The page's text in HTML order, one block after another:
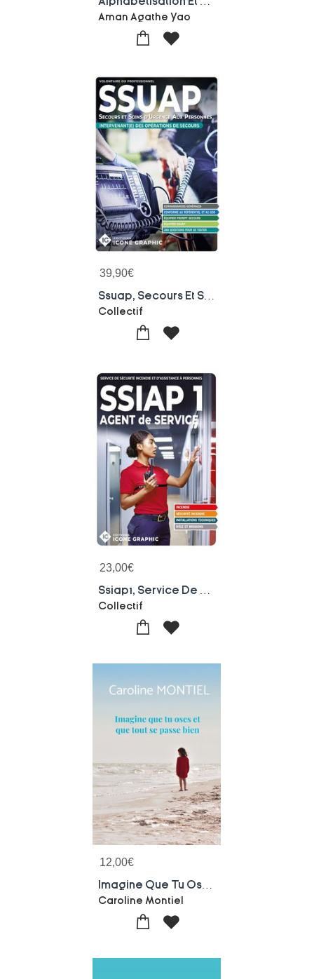
Aman Agathe Yao
39,90€
Collectif
23,00€
Collectif
12,00€
Caroline Montiel